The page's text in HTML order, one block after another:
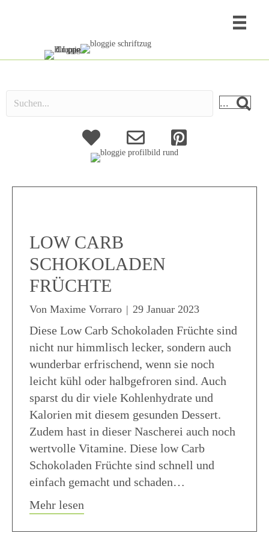
...
About Kontakt
LOW CARB
SCHOKOLADEN
FRÜCHTE
Von Maxime Vorraro | 29 Januar 2023
Diese Low Carb Schokoladen Früchte sind
nicht nur himmlisch lecker, sondern auch
wunderbar erfrischend, wenn sie noch
leicht kühl oder halbgefroren sind. Auch
sparst du dir viele Kohlenhydrate und
Kalorien mit diesem gesunden Dessert.
Zudem hast in dieser Nascherei auch noch
wertvolle Vitamine. Diese low Carb
Schokoladen Früchte sind schnell und
einfach gemacht und schaden…
Mehr lesen